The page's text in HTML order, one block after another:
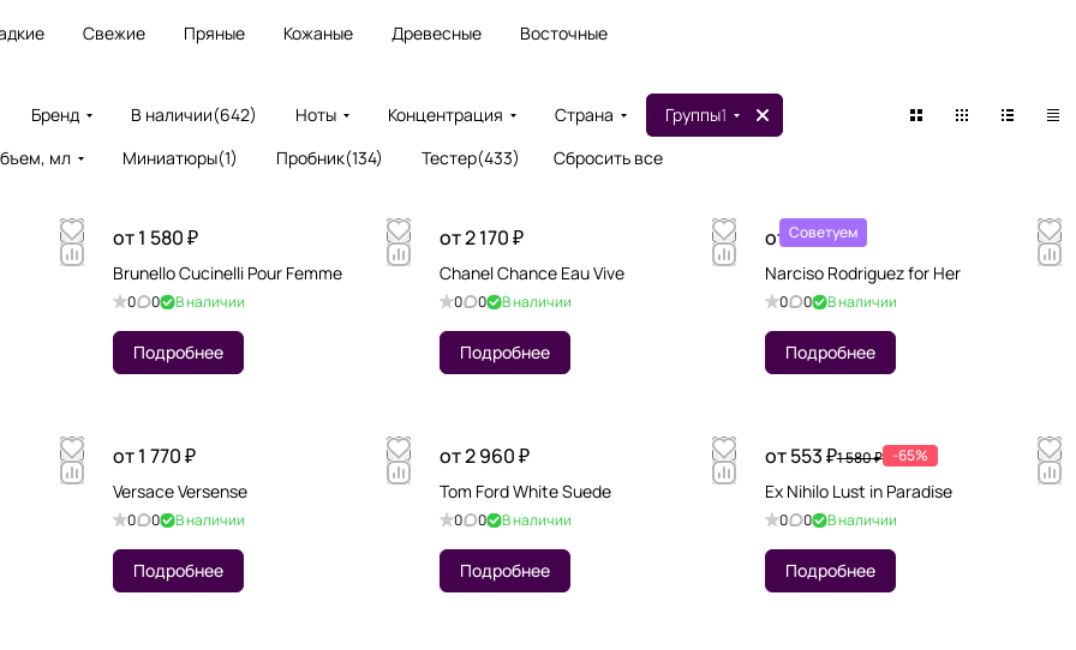
Свежие Пряные Кожаные Древесные Восточные
Бренд В наличии(642) Ноты Концентрация Страна Группы1
мл Миниатюры(1) Пробник(134) Тестер(433) Сбросить все
от 1 580 ₽
Brunello Cucinelli Pour Femme
0 0 В наличии
Подробнее
от 2 170 ₽
Chanel Chance Eau Vive
0 0 В наличии
Подробнее
Советуем
от 1 760 ₽
Narciso Rodriguez for Her
0 0 В наличии
Подробнее
от 1 770 ₽
Versace Versense
0 0 В наличии
Подробнее
от 2 960 ₽
Tom Ford White Suede
0 0 В наличии
Подробнее
от 553 ₽1 580 ₽ -65%
Ex Nihilo Lust in Paradise
0 0 В наличии
Подробнее